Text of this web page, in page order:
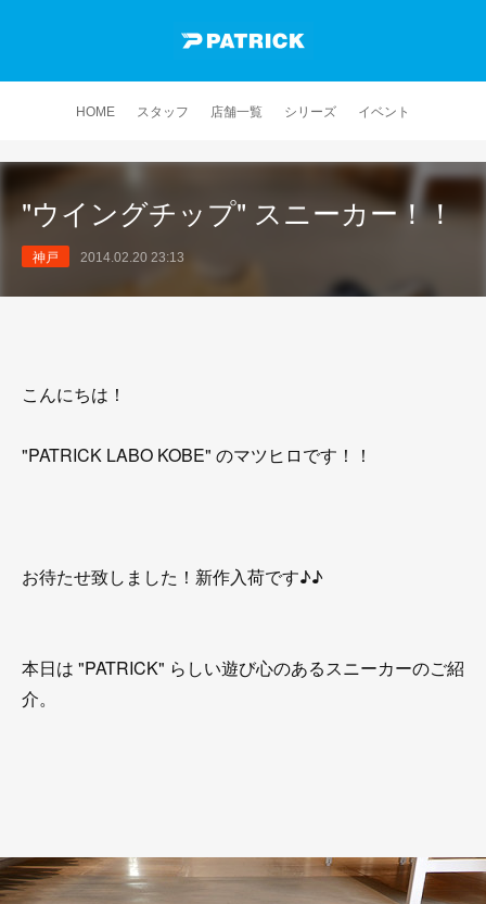
HOME スタッフ 店舗一覧 シリーズ イベント
"ウイングチップ" スニーカー！！
神戸 2014.02.20 23:13
こんにちは！
"PATRICK LABO KOBE" のマツヒロです！！
お待たせ致しました！新作入荷です♪♪
本日は "PATRICK" らしい遊び心のあるスニーカーのご紹
介。